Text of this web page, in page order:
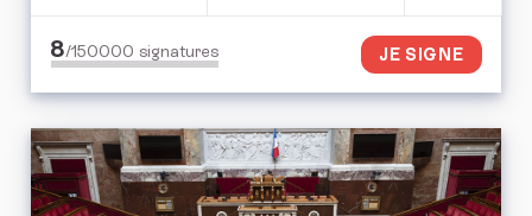
8/150000 signatures JE SIGNE